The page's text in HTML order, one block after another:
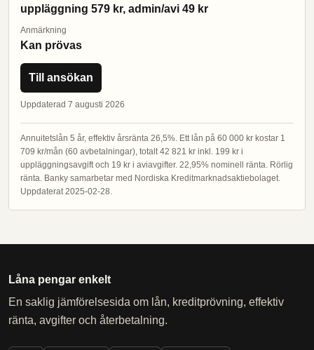
uppläggning 579 kr, admin/avi 49 kr
Anmärkning
Kan prövas
Till ansökan
Uppdaterad 7 augusti 2026
Annuitetslån 5 år, effektiv årsränta 26,5%. Ett lån på 60 000 kr kostar 1
709 kr/mån (60 avbetalningar), totalt 42 821 kr inkl. 199 kr i
uppläggningsavgift och 19 kr i aviavgifter. 22,95% nominell ränta. Rörlig
ränta. Banky samarbetar med Nordiska Kreditmarknadsaktiebolaget.
Uppdaterat 2025-02-28.
Låna pengar enkelt
En saklig jämförelsesida om lån, kreditprövning, effektiv
ränta, avgifter och återbetalning.